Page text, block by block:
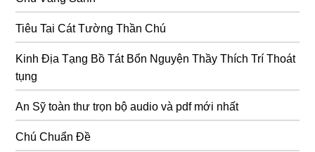
Tiêu Tai Cát Tường Thần Chú
Kinh Địa Tạng Bồ Tát Bổn Nguyện Thầy Thích Trí Thoát
tụng
An Sỹ toàn thư trọn bộ audio và pdf mới nhất
Chú Chuẩn Đề